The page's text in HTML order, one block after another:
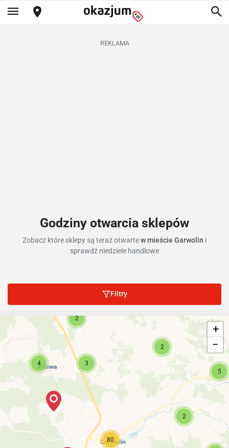
REKLAMA
Godziny otwarcia sklepów
Zobacz które sklepy są teraz otwartew mieście Garwolin i
sprawdź niedziele handlowe
Filtry
2
3
2
4
5
2
80
+
−